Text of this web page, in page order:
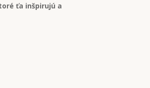
ťa inšpirujú a